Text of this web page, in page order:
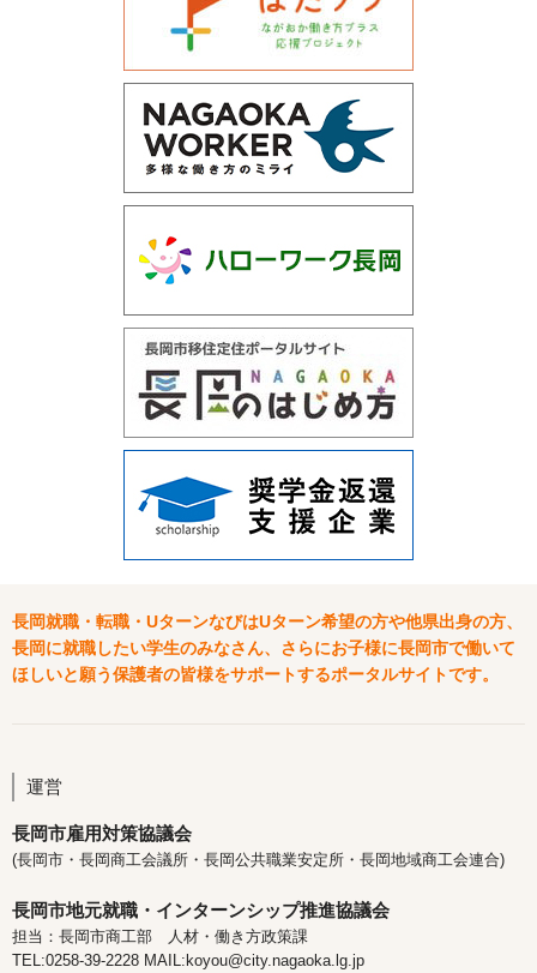
長岡就職・転職・UターンなびはUターン希望の方や他県出身の方、
長岡に就職したい学生のみなさん、さらにお子様に長岡市で働いて
ほしいと願う保護者の皆様をサポートするポータルサイトです。
運営
長岡市雇用対策協議会
(長岡市・長岡商工会議所・長岡公共職業安定所・長岡地域商工会連合)
長岡市地元就職・インターンシップ推進協議会
担当：長岡市商工部 人材・働き方政策課
TEL:0258-39-2228 MAIL:koyou@city.nagaoka.lg.jp